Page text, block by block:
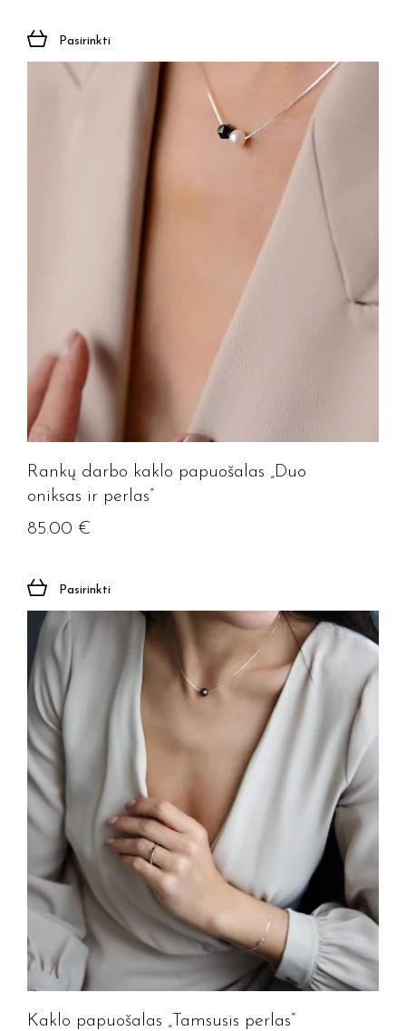
Pasirinkti
Rankų darbo kaklo papuošalas „Duo
oniksas ir perlas”
85.00 €
Pasirinkti
Kaklo papuošalas „Tamsusis perlas”